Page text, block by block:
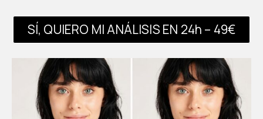
SÍ, QUIERO MI ANÁLISIS EN 24h – 49€